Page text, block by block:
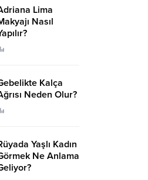
Lima
Nasıl
Kalça
Neden Olur?
Yaşlı Kadın
Ne Anlama